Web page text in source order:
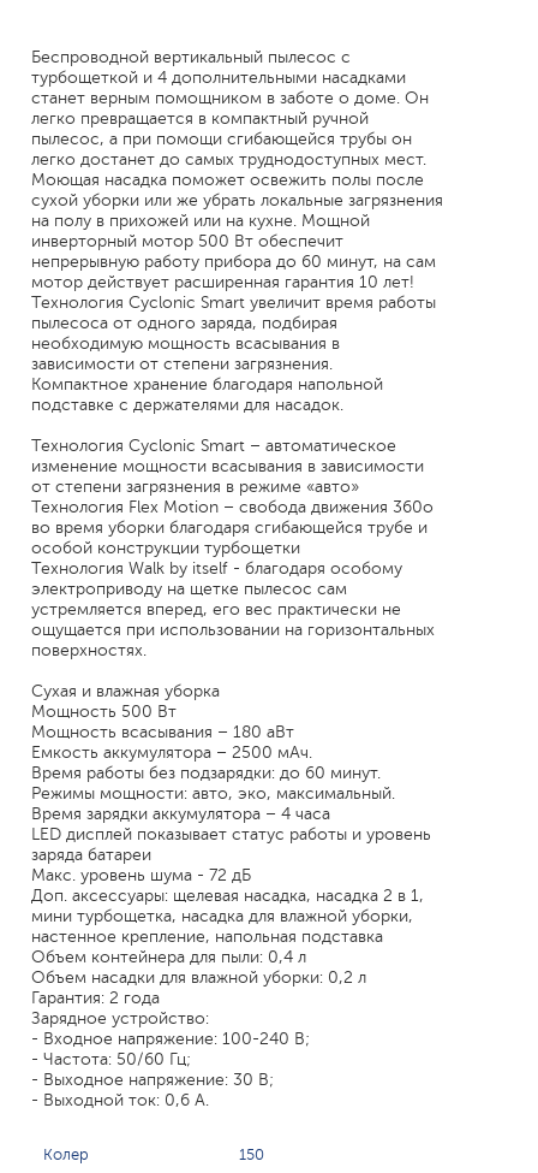
Беспроводной вертикальный пылесос с
турбощеткой и 4 дополнительными насадками
станет верным помощником в заботе о доме. Он
легко превращается в компактный ручной
пылесос, а при помощи сгибающейся трубы он
легко достанет до самых труднодоступных мест.
Моющая насадка поможет освежить полы после
сухой уборки или же убрать локальные загрязнения
на полу в прихожей или на кухне. Мощной
инверторный мотор 500 Вт обеспечит
непрерывную работу прибора до 60 минут, на сам
мотор действует расширенная гарантия 10 лет!
Технология Cyclonic Smart увеличит время работы
пылесоса от одного заряда, подбирая
необходимую мощность всасывания в
зависимости от степени загрязнения.
Компактное хранение благодаря напольной
подставке с держателями для насадок.
Технология Cyclonic Smart – автоматическое
изменение мощности всасывания в зависимости
от степени загрязнения в режиме «авто»
Технология Flex Motion – свобода движения 360о
во время уборки благодаря сгибающейся трубе и
особой конструкции турбощетки
Технология Walk by itself - благодаря особому
электроприводу на щетке пылесос сам
устремляется вперед, его вес практически не
ощущается при использовании на горизонтальных
поверхностях.
Сухая и влажная уборка
Мощность 500 Вт
Мощность всасывания – 180 аВт
Емкость аккумулятора – 2500 мАч.
Время работы без подзарядки: до 60 минут.
Режимы мощности: авто, эко, максимальный.
Время зарядки аккумулятора – 4 часа
LED дисплей показывает статус работы и уровень
заряда батареи
Макс. уровень шума - 72 дБ
Доп. аксессуары: щелевая насадка, насадка 2 в 1,
мини турбощетка, насадка для влажной уборки,
настенное крепление, напольная подставка
Объем контейнера для пыли: 0,4 л
Объем насадки для влажной уборки: 0,2 л
Гарантия: 2 года
Зарядное устройство:
- Входное напряжение: 100-240 В;
- Частота: 50/60 Гц;
- Выходное напряжение: 30 В;
- Выходной ток: 0,6 А.
Колер 150